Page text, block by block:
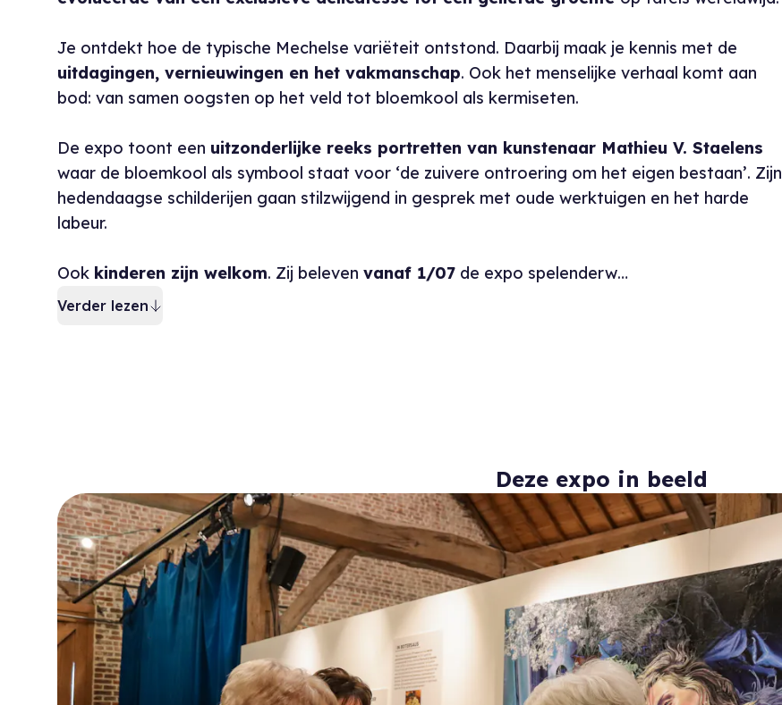
Je ontdekt hoe de typische Mechelse variëteit ontstond. Daarbij maak je kennis met de
uitdagingen, vernieuwingen en het vakmanschap. Ook het menselijke verhaal komt aan
bod: van samen oogsten op het veld tot bloemkool als kermiseten.
De expo toont een uitzonderlijke reeks portretten van kunstenaar Mathieu V. Staelens
waar de bloemkool als symbool staat voor ‘de zuivere ontroering om het eigen bestaan’. Zijn
hedendaagse schilderijen gaan stilzwijgend in gesprek met oude werktuigen en het harde
labeur.
Ook kinderen zijn welkom. Zij beleven vanaf 1/07 de expo spelenderw…
Verder lezen
Deze expo in beeld